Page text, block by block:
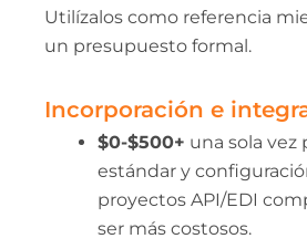
Utilízalos como referencia
un presupuesto formal.
Incorporación e
$0-$500+ una sola vez
estándar y
proyectos API/EDI
ser más costosos.